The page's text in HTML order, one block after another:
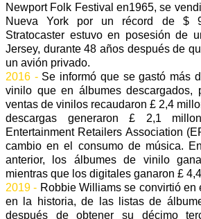
Newport Folk Festival en1965, se
Nueva York por un récord de $
Stratocaster estuvo en posesión de
Jersey, durante 48 años después de
un avión privado.
2016 -Se informó que se gastó más
vinilo que en álbumes descargados,
ventas de vinilos recaudaron £ 2,4
descargas generaron £ 2,1
Entertainment Retailers Association
cambio en el consumo de música.
anterior, los álbumes de vinilo
mientras que los digitales ganaron £
2019 - Robbie Williams se convirtió en
en la historia, de las listas de
después de obtener su décimo